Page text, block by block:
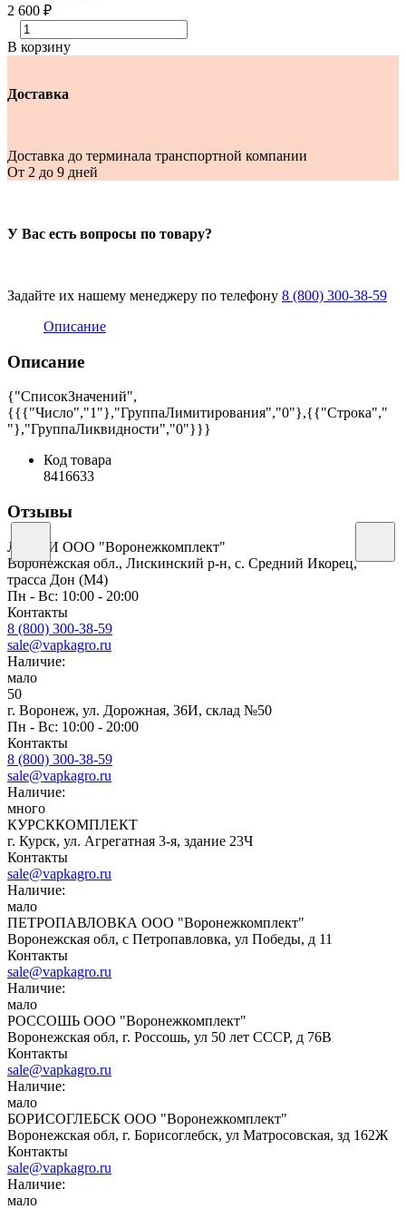
2 600 ₽
В корзину
Доставка
Доставка до терминала транспортной компании
От 2 до 9 дней
У Вас есть вопросы по товару?
Задайте их нашему менеджеру по телефону 8 (800) 300-38-59
Описание
Описание
{"СписокЗначений",
{{{"Число","1"},"ГруппаЛимитирования","0"},{{"Строка","
"},"ГруппаЛиквидности","0"}}}
Код товара
8416633
Отзывы
ЛИСКИ ООО "Воронежкомплект"
Воронежская обл., Лискинский р-н, с. Средний Икорец,
трасса Дон (М4)
Пн - Вс: 10:00 - 20:00
Контакты
8 (800) 300-38-59
sale@vapkagro.ru
Наличие:
мало
50
г. Воронеж, ул. Дорожная, 36И, склад №50
Пн - Вс: 10:00 - 20:00
Контакты
8 (800) 300-38-59
sale@vapkagro.ru
Наличие:
много
КУРСККОМПЛЕКТ
г. Курск, ул. Агрегатная 3-я, здание 23Ч
Контакты
sale@vapkagro.ru
Наличие:
мало
ПЕТРОПАВЛОВКА ООО "Воронежкомплект"
Воронежская обл, с Петропавловка, ул Победы, д 11
Контакты
sale@vapkagro.ru
Наличие:
мало
РОССОШЬ ООО "Воронежкомплект"
Воронежская обл, г. Россошь, ул 50 лет СССР, д 76В
Контакты
sale@vapkagro.ru
Наличие:
мало
БОРИСОГЛЕБСК ООО "Воронежкомплект"
Воронежская обл, г. Борисоглебск, ул Матросовская, зд 162Ж
Контакты
sale@vapkagro.ru
Наличие:
мало